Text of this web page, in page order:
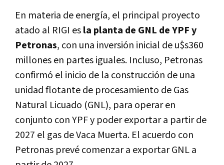
En materia de energía, el principal proyecto
atado al RIGI esla planta de GNL de YPF y
Petronas, con una inversión inicial de u$s360
millones en partes iguales. Incluso, Petronas
confirmó el inicio de la construcción de una
unidad flotante de procesamiento de Gas
Natural Licuado (GNL), para operar en
conjunto con YPF y poder exportar a partir de
2027 el gas de Vaca Muerta. El acuerdo con
Petronas prevé comenzar a exportar GNL a